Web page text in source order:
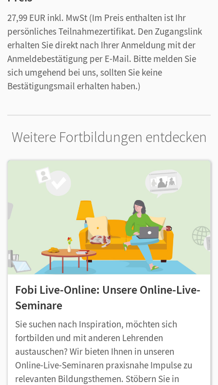
27,99 EUR inkl. MwSt (Im Preis enthalten ist Ihr
persönliches Teilnahmezertifikat. Den Zugangslink
erhalten Sie direkt nach Ihrer Anmeldung mit der
Anmeldebestätigung per E-Mail. Bitte melden Sie
sich umgehend bei uns, sollten Sie keine
Bestätigungsmail erhalten haben.)
Weitere Fortbildungen entdecken
Fobi Live-Online: Unsere Online-Live-
Seminare
Sie suchen nach Inspiration, möchten sich
fortbilden und mit anderen Lehrenden
austauschen? Wir bieten Ihnen in unseren
Online-Live-Seminaren praxisnahe Impulse zu
relevanten Bildungsthemen. Stöbern Sie in